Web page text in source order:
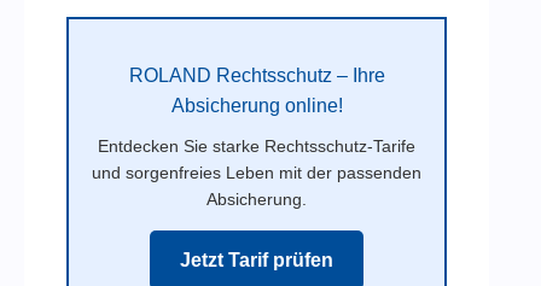
ROLAND Rechtsschutz – Ihre
Absicherung online!
Entdecken Sie starke Rechtsschutz-Tarife
und sorgenfreies Leben mit der passenden
Absicherung.
Jetzt Tarif prüfen